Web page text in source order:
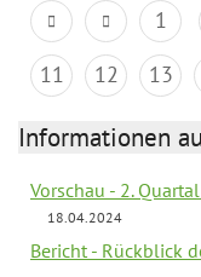
1
11
12 13
Informationen
Vorschau - 2.
18.04.2024
Bericht - Rückblick